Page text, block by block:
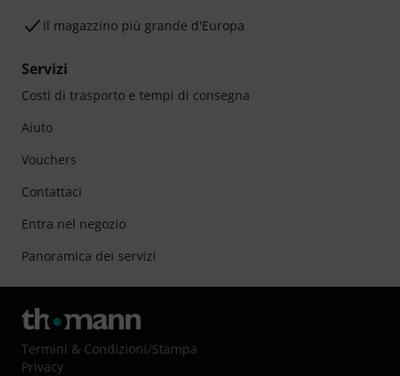
Il magazzino più grande d'Europa
Servizi
Costi di trasporto e tempi di consegna
Aiuto
Vouchers
Contattaci
Entra nel negozio
Panoramica dei servizi
Termini & Condizioni/Stampa
Privacy